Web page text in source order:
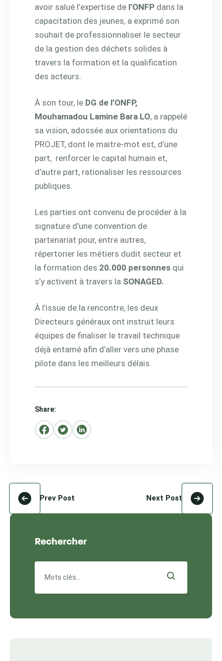
avoir salué l’expertise de l’ONFP dans la
capacitation des jeunes, a exprimé son
souhait de professionnaliser le secteur
de la gestion des déchets solides à
travers la formation et la qualification
des acteurs.
À son tour, le DG de l’ONFP,
Mouhamadou Lamine Bara LO, a rappelé
sa vision, adossée aux orientations du
PROJET, dont le maitre-mot est, d’une
part, renforcer le capital humain et,
d’autre part, rationaliser les ressources
publiques.
Les parties ont convenu de procéder à la
signature d’une convention de
partenariat pour, entre autres,
répertorier les métiers dudit secteur et
la formation des 20.000 personnes qui
s’y activent à travers la SONAGED.
À l’issue de la rencontre, les deux
Directeurs généraux ont instruit leurs
équipes de finaliser le travail technique
déjà entamé afin d’aller vers une phase
pilote dans les meilleurs délais.
Share:
Prev Post Next Post
Rechercher